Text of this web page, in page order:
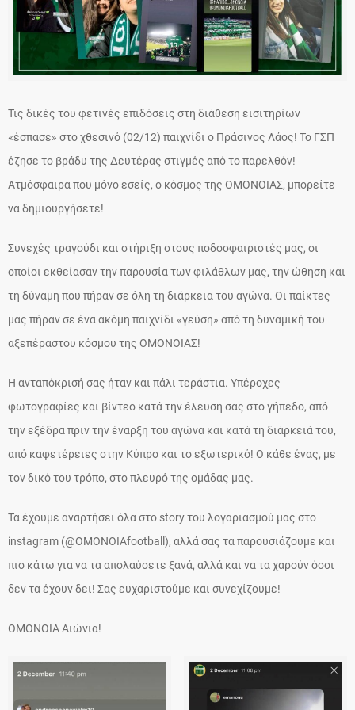
Τις δικές του φετινές επιδόσεις στη διάθεση εισιτηρίων
«έσπασε» στο χθεσινό (02/12) παιχνίδι ο Πράσινος Λάος! Το ΓΣΠ
έζησε το βράδυ της Δευτέρας στιγμές από το παρελθόν!
Ατμόσφαιρα που μόνο εσείς, ο κόσμος της ΟΜΟΝΟΙΑΣ, μπορείτε
να δημιουργήσετε!
Συνεχές τραγούδι και στήριξη στους ποδοσφαιριστές μας, οι
οποίοι εκθείασαν την παρουσία των φιλάθλων μας, την ώθηση και
τη δύναμη που πήραν σε όλη τη διάρκεια του αγώνα. Οι παίκτες
μας πήραν σε ένα ακόμη παιχνίδι «γεύση» από τη δυναμική του
αξεπέραστου κόσμου της ΟΜΟΝΟΙΑΣ!
Η ανταπόκρισή σας ήταν και πάλι τεράστια. Υπέροχες
φωτογραφίες και βίντεο κατά την έλευση σας στο γήπεδο, από
την εξέδρα πριν την έναρξη του αγώνα και κατά τη διάρκειά του,
από καφετέρειες στην Κύπρο και το εξωτερικό! Ο κάθε ένας, με
τον δικό του τρόπο, στο πλευρό της ομάδας μας.
Τα έχουμε αναρτήσει όλα στο story του λογαριασμού μας στο
instagram (@OMONOIAfootball), αλλά σας τα παρουσιάζουμε και
πιο κάτω για να τα απολαύσετε ξανά, αλλά και να τα χαρούν όσοι
δεν τα έχουν δει! Σας ευχαριστούμε και συνεχίζουμε!
ΟΜΟΝΟΙΑ Αιώνια!